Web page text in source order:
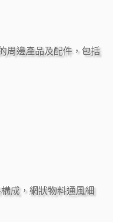
周邊產品及配件，包括
成，網狀物料通風細